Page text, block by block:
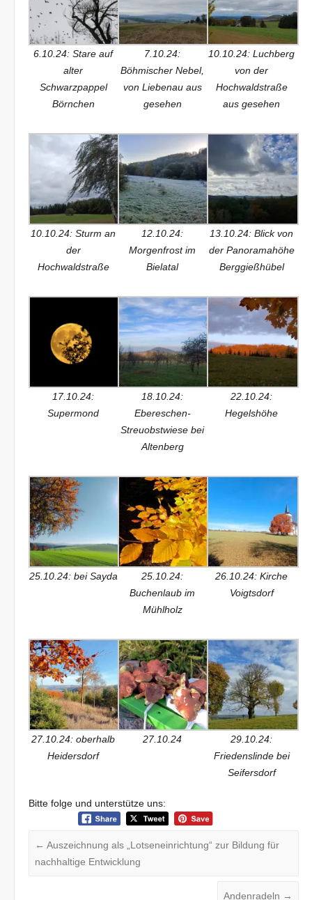
6.10.24: Stare auf
alter
Schwarzpappel
Börnchen
7.10.24:
Böhmischer Nebel,
von Liebenau aus
gesehen
10.10.24: Luchberg
von der
Hochwaldstraße
aus gesehen
10.10.24: Sturm an
der
Hochwaldstraße
12.10.24:
Morgenfrost im
Bielatal
13.10.24: Blick von
der Panoramahöhe
Berggießhübel
17.10.24:
Supermond
18.10.24:
Ebereschen-
Streuobstwiese bei
Altenberg
22.10.24:
Hegelshöhe
25.10.24: bei Sayda
25.10.24:
Buchenlaub im
Mühlholz
26.10.24: Kirche
Voigtsdorf
27.10.24: oberhalb
Heidersdorf
27.10.24
29.10.24:
Friedenslinde bei
Seifersdorf
Bitte folge und unterstütze uns:
← Auszeichnung als „Lotseneinrichtung“ zur Bildung für
nachhaltige Entwicklung
Andenradeln →